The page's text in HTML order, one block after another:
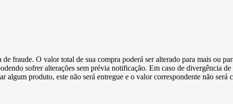
fraude. O valor total de sua compra poderá ser alterado para mais ou
sofrer alterações sem prévia notificação. Em caso de divergência
produto, este não será entregue e o valor correspondente não